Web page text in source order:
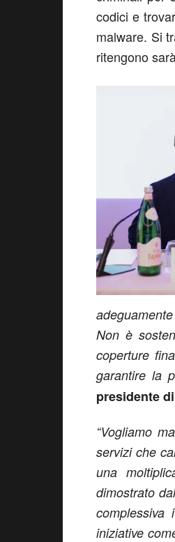
codici e
malware. Si
ritengono
Non è
coperture
garantire la
presidente
“Vogliamo
servizi che
una
dimostrato
complessiva
iniziative